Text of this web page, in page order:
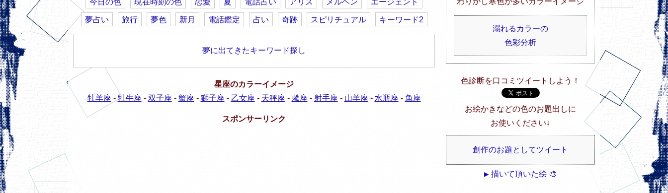
今日の色 現在時刻の色 恋愛 夏 電話占い アリス メルヘン エージェント
夢占い 旅行 夢色 新月 電話鑑定 占い 奇跡 スピリチュアル キーワード2
夢に出てきたキーワード探し
星座のカラーイメージ
牡羊座 -牡牛座 - 双子座 - 蟹座 - 獅子座 - 乙女座 - 天秤座 - 蠍座 - 射手座 - 山羊座 - 水瓶座 - 魚座
スポンサーリンク
溺れるカラーの
色彩分析
色診断を口コミツイートしよう！
お絵かきなどの色のお題出しに
お使いください↓
創作のお題としてツイート
▶ 描いて頂いた絵 🎨